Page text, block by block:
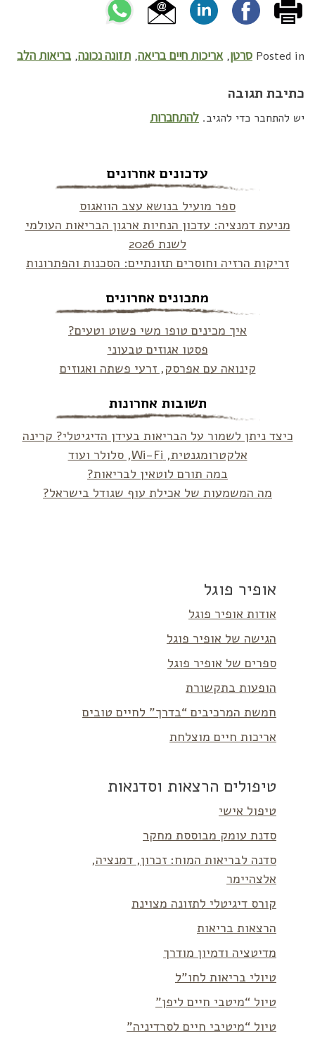
Posted in סרטן,אריכות חיים בריאה, תזונה נכונה,בריאות הלב
כתיבת תגובה
יש להתחבר כדי להגיב. להתחברות
עדכונים אחרונים
ספר מועיל בנושא עצב הוואגוס
מניעת דמנציה: עדכון הנחיות ארגון הבריאות העולמי
לשנת 2026
זריקות הרזיה וחוסרים תזונתיים: הסכנות והפתרונות
מתכונים אחרונים
איך מכינים טופו משי פשוט וטעים?
פסטו אגוזים טבעוני
קינואה עם אפרסק, זרעי פשתה ואגוזים
תשובות אחרונות
כיצד ניתן לשמור על הבריאות בעידן הדיגיטלי? קרינה
אלקטרומגנטית, Wi-Fi, סלולר ועוד
במה תורם לוטאין לבריאות?
מה המשמעות של אכילת עוף שגודל בישראל?
אופיר פוגל
אודות אופיר פוגל
הגישה של אופיר פוגל
ספרים של אופיר פוגל
הופעות בתקשורת
חמשת המרכיבים “בדרך” לחיים טובים
אריכות חיים מוצלחת
טיפולים הרצאות וסדנאות
טיפול אישי
סדנת עומק מבוססת מחקר
סדנה לבריאות המוח: זכרון, דמנציה,
אלצהיימר
קורס דיגיטלי לתזונה מצוינת
הרצאות בריאות
מדיטציה ודמיון מודרך
טיולי בריאות לחו”ל
טיול “מיטבי חיים ליפן”
טיול “מיטיבי חיים לסרדיניה”